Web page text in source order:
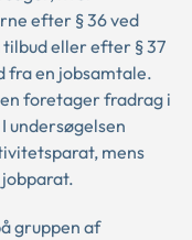
efter § 36 ved
eller efter § 37
fra en jobsamtale.
foretager fradrag i
undersøgelsen
mens
gruppen af